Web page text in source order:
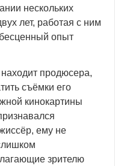
нескольких
лет, работая с ним
опыт
находит продюсера,
съёмки его
кинокартины
ему не
зрителю